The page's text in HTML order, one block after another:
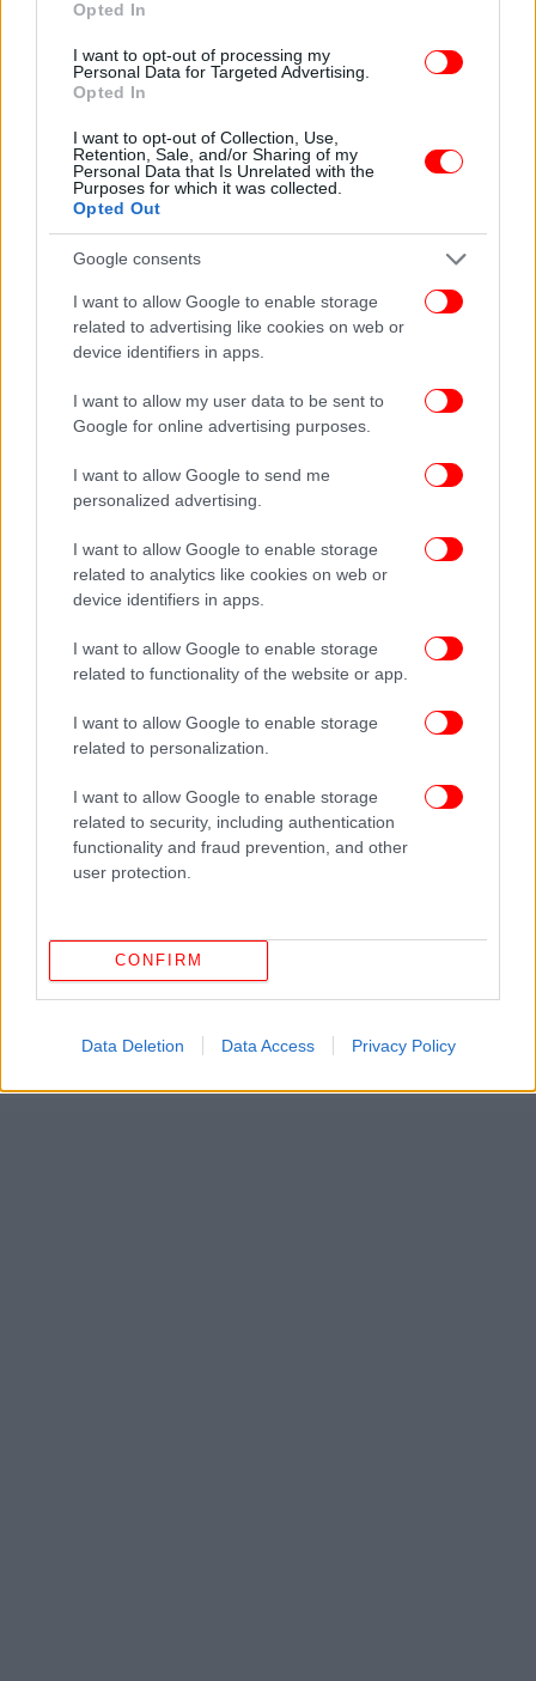
Opted In
I want to opt-out of processing my
Personal Data for Targeted Advertising.
Opted In
I want to opt-out of Collection, Use,
Retention, Sale, and/or Sharing of my
Personal Data that Is Unrelated with the
Purposes for which it was collected.
Opted Out
Google consents
I want to allow Google to enable storage
related to advertising like cookies on web or
device identifiers in apps.
I want to allow my user data to be sent to
Google for online advertising purposes.
I want to allow Google to send me
personalized advertising.
I want to allow Google to enable storage
related to analytics like cookies on web or
device identifiers in apps.
I want to allow Google to enable storage
related to functionality of the website or app.
I want to allow Google to enable storage
related to personalization.
I want to allow Google to enable storage
related to security, including authentication
functionality and fraud prevention, and other
user protection.
CONFIRM
Data Deletion Data Access Privacy Policy
ΟΛΕΣ ΟΙ ΕΙΔΗΣΕΙΣ
Στο αρχείο η δικογραφία για τα πόθεν έσχες του Γιάννη
Καταγγελία-σοκ κατά καθηγητή στην Κόρινθο: Για
προσβολή γενετήσιας αξιοπρέπειας μαθήτριάς του
Το δραματικό ηχητικό της σύγκρουσης αεροπλάνου-
πυροσβεστικού στο LaGuardia -«Τα έκανα θάλασσα»,
Ακολουθήστε το στο Google Newsκαι μάθετε
πρώτοι όλες τις ειδήσεις